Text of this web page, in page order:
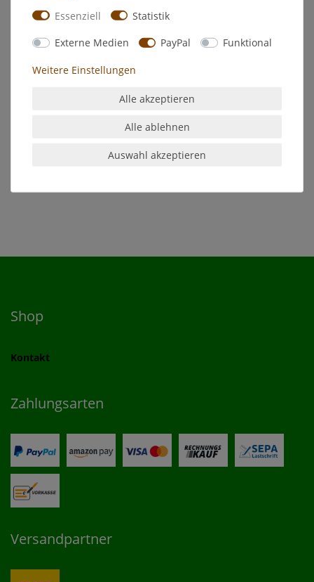
- hochwertiges Cellulose-Derivat
- in 30 Minuten verarbeitungsfertig
- ergiebig, maschinengängig
Shop
Kontakt
Zahlungsarten
Versandpartner
Essenziell
Statistik
Externe Medien PayPal Funktional
Weitere Einstellungen
Alle akzeptieren
Alle ablehnen
Auswahl akzeptieren